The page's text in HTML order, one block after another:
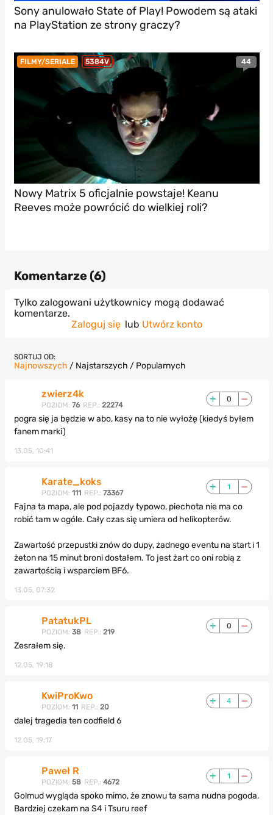
Sony anulowało State of Play! Powodem są ataki
na PlayStation ze strony graczy?
FILMY/SERIALE 5384V 44
Nowy Matrix 5 oficjalnie powstaje! Keanu
Reeves może powrócić do wielkiej roli?
Komentarze (6)
Tylko zalogowani użytkownicy mogą dodawać
komentarze.
Zaloguj się lub Utwórz konto
SORTUJ OD:
Najnowszych / Najstarszych / Popularnych
zwierz4k
POZIOM: 76 REP.: 22274
0
pogra się ja będzie w abo, kasy na to nie wyłożę (kiedyś byłem
fanem marki)
13.05, 10:41
Karate_koks
POZIOM: 111 REP.: 73367
1
Fajna ta mapa, ale pod pojazdy typowo, piechota nie ma co
robić tam w ogóle. Cały czas się umiera od helikopterów.
Zawartość przepustki znów do dupy, żadnego eventu na start i 1
żeton na 15 minut broni dostałem. To jest żart co oni robią z
zawartością i wsparciem BF6.
13.05, 07:32
PatatukPL
POZIOM: 38 REP.: 219
0
Zesrałem się.
12.05, 19:18
KwiProKwo
POZIOM: 11 REP.: 20
4
dalej tragedia ten codfield 6
12.05, 19:17
Paweł R
POZIOM: 58 REP.: 4672
1
Golmud wygląda spoko mimo, że znowu ta sama nudna pogoda.
Bardziej czekam na S4 i Tsuru reef